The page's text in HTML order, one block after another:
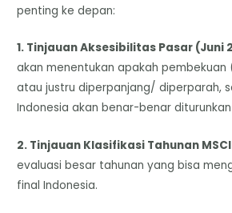
penting ke depan:
1. Tinjauan Aksesibilitas Pasar (Juni
akan menentukan apakah pembekuan
atau justru diperpanjang/ diperparah,
Indonesia akan benar-benar
2. Tinjauan Klasifikasi Tahunan
evaluasi besar tahunan yang bisa
final Indonesia.